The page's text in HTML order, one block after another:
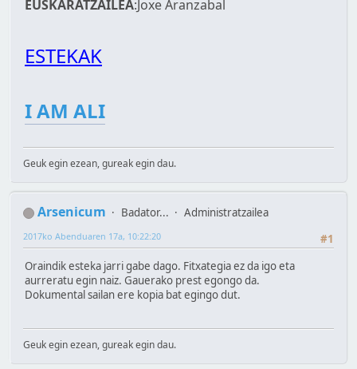
EUSKARATZAILEA:Joxe Aranzabal
ESTEKAK
I AM ALI
Geuk egin ezean, gureak egin dau.
Arsenicum Badator...
Administratzailea
#1
2017ko Abenduaren 17a, 10:22:20
Oraindik esteka jarri gabe dago. Fitxategia ez da igo eta
aurreratu egin naiz. Gauerako prest egongo da.
Dokumental sailan ere kopia bat egingo dut.
Geuk egin ezean, gureak egin dau.